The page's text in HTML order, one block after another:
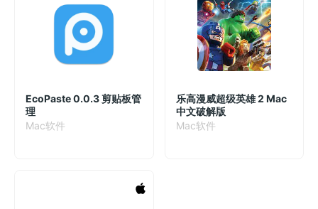
EcoPaste 0.0.3 剪贴板管
理
Mac软件
乐高漫威超级英雄 2 Mac
中文破解版
Mac软件